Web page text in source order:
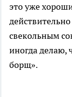
это уже
свекольным
иногда делаю,
борщ».